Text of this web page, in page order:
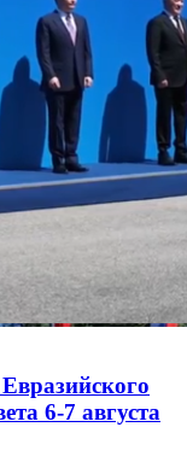
6-7 августа